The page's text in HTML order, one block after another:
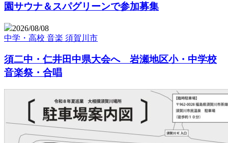
園サウナ＆スパグリーンで参加募集
2026/08/08
中学・高校 音楽 須賀川市
須二中・仁井田中県大会へ 岩瀬地区小・中学校
音楽祭・合唱